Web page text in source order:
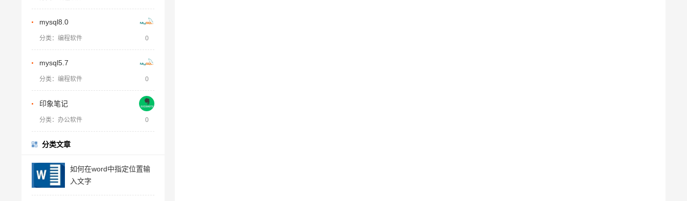
mysql8.0
分类：编程软件 0
mysql5.7
分类：编程软件 0
印象笔记
分类：办公软件 0
分类文章
如何在word中指定位置输
入文字